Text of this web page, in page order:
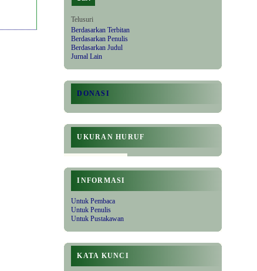
Telusuri
Berdasarkan Terbitan
Berdasarkan Penulis
Berdasarkan Judul
Jurnal Lain
DONASI
UKURAN HURUF
INFORMASI
Untuk Pembaca
Untuk Penulis
Untuk Pustakawan
KATA KUNCI